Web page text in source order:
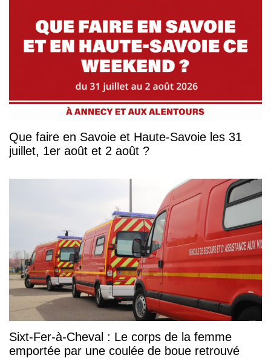
Que faire en Savoie et Haute-Savoie les 31
juillet, 1er août et 2 août ?
Sixt-Fer-à-Cheval : Le corps de la femme
emportée par une coulée de boue retrouvé